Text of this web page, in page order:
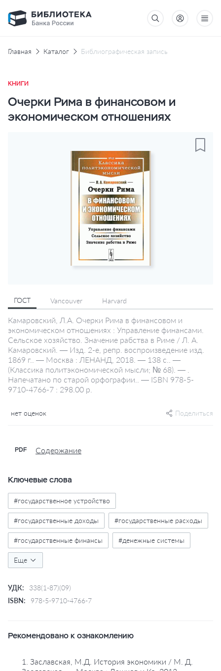
Главная Каталог Библиографическая запись
КНИГИ
Очерки Рима в финансовом и
экономическом отношениях
ГОСТ Vancouver Harvard
Камаровский, Л.А. Очерки Рима в финансовом и
экономическом отношениях : Управление финансами.
Сельское хозяйство. Значение рабства в Риме / Л. А.
Камаровский. — Изд. 2-е, репр. воспроизведение изд.
1869 г.. — Москва : ЛЕНАНД, 2018. — 138 с.. —
(Классика политэкономической мысли; № 68). — .
Напечатано по старой орфографии.. — ISBN 978-5-
9710-4766-7 : 298.00 р.
нет оценок Поделиться
PDF Содержание
Ключевые слова
#государственное устройство
#государственные доходы #государственные расходы
#государственные финансы #денежные системы
#древний рим
#репринт #сельское хозяйство
Еще
УДК:
338(1-87)(09)
ISBN:
978-5-9710-4766-7
Рекомендовано к ознакомлению
1. Заславская, М.Д. История экономики / М. Д.